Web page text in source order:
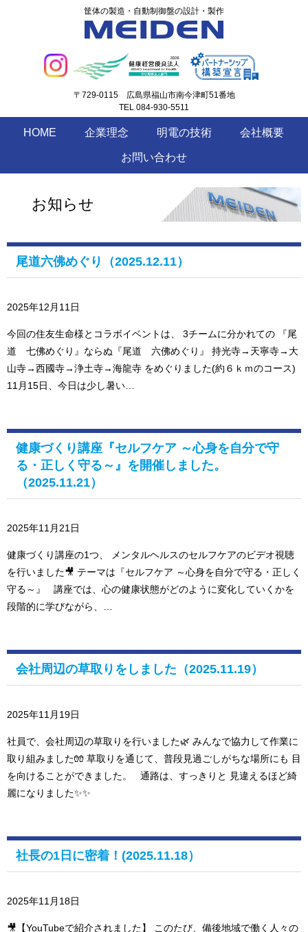
筐体の製造・自動制御盤の設計・製作
〒729-0115
広島県福山市南今津町51番地
TEL 084-930-5511
HOME 企業理念 明電の技術 会社概要
お問い合わせ
お知らせ
尾道六佛めぐり（2025.12.11）
2025年12月11日
今回の住友生命様とコラボイベントは、 3チームに分かれての 『尾
道 七佛めぐり』ならぬ『尾道 六佛めぐり』 持光寺→天寧寺→大
山寺→西國寺→浄土寺→海龍寺 をめぐりました(約６ｋｍのコース)
11月15日、今日は少し暑い…
健康づくり講座『セルフケア ～心身を自分で守
る・正しく守る～』を開催しました。
（2025.11.21）
2025年11月21日
健康づくり講座の1つ、 メンタルヘルスのセルフケアのビデオ視聴
を行いました🎥 テーマは『セルフケア ～心身を自分で守る・正しく
守る～』 講座では、心の健康状態がどのように変化していくかを
段階的に学びながら、…
会社周辺の草取りをしました（2025.11.19）
2025年11月19日
社員で、会社周辺の草取りを行いました🌿 みんなで協力して作業に
取り組みました🧤 草取りを通じて、普段見過ごしがちな場所にも 目
を向けることができました。 通路は、すっきりと 見違えるほど綺
麗になりました✨✨
社長の1日に密着！(2025.11.18）
2025年11月18日
🎥【YouTubeで紹介されました】 このたび、備後地域で働く人々の